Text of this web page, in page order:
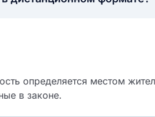
определяется местом
в законе.